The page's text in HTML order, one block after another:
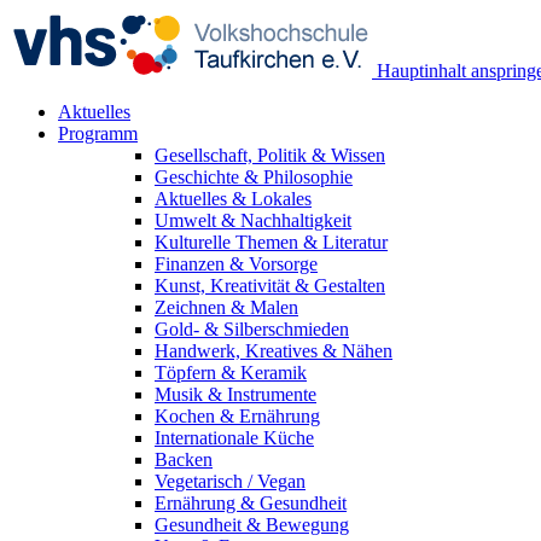
Hauptinhalt
Aktuelles
Programm
Gesellschaft, Politik & Wissen
Geschichte & Philosophie
Aktuelles & Lokales
Umwelt & Nachhaltigkeit
Kulturelle Themen & Literatur
Finanzen & Vorsorge
Kunst, Kreativität & Gestalten
Zeichnen & Malen
Gold- & Silberschmieden
Handwerk, Kreatives & Nähen
Töpfern & Keramik
Musik & Instrumente
Kochen & Ernährung
Internationale Küche
Backen
Vegetarisch / Vegan
Ernährung & Gesundheit
Gesundheit & Bewegung